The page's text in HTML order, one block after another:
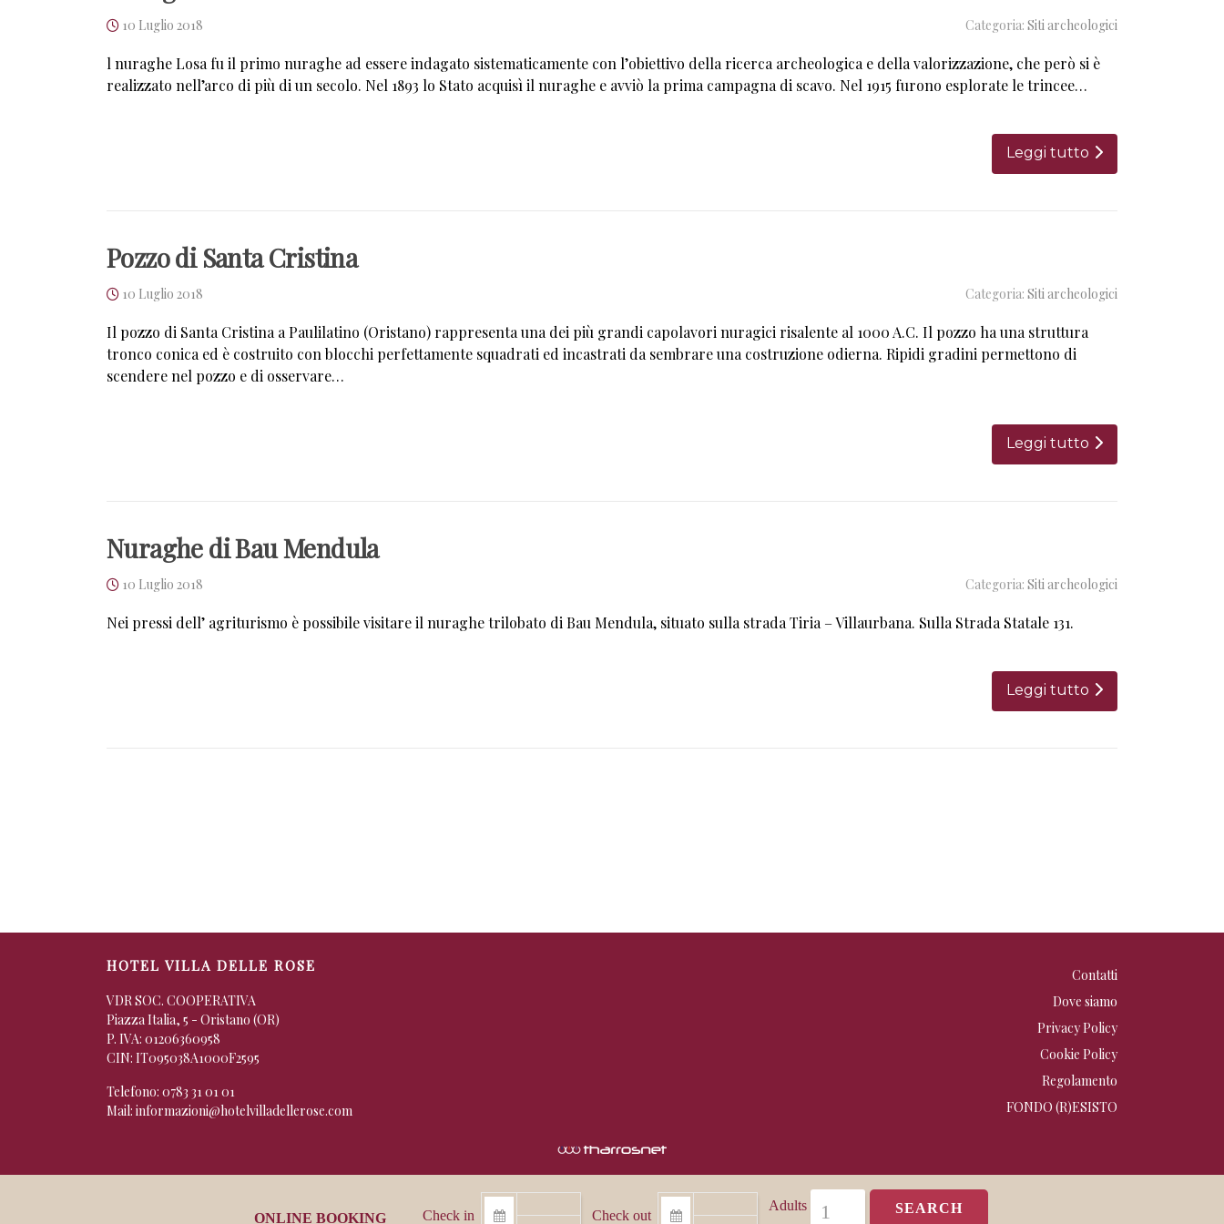
ONLINE BOOKING Check in Check out
Adults
10 Luglio 2018 Categoria: Siti archeologici
l nuraghe Losa fu il primo nuraghe ad essere indagato sistematicamente con l’obiettivo della ricerca archeologica e della valorizzazione, che però si è
realizzato nell’arco di più di un secolo. Nel 1893 lo Stato acquisì il nuraghe e avviò la prima campagna di scavo. Nel 1915 furono esplorate le trincee…
Leggi tutto
Pozzo di Santa Cristina
10 Luglio 2018 Categoria: Siti archeologici
Il pozzo di Santa Cristina a Paulilatino (Oristano) rappresenta una dei più grandi capolavori nuragici risalente al 1000 A.C. Il pozzo ha una struttura
tronco conica ed è costruito con blocchi perfettamente squadrati ed incastrati da sembrare una costruzione odierna. Ripidi gradini permettono di
scendere nel pozzo e di osservare…
Leggi tutto
Nuraghe di Bau Mendula
10 Luglio 2018 Categoria: Siti archeologici
Nei pressi dell’ agriturismo è possibile visitare il nuraghe trilobato di Bau Mendula, situato sulla strada Tiria – Villaurbana. Sulla Strada Statale 131.
Leggi tutto
HOTEL VILLA DELLE ROSE
VDR SOC. COOPERATIVA
Piazza Italia, 5 - Oristano (OR)
P. IVA: 01206360958
CIN: IT095038A1000F2595
Telefono: 0783 31 01 01
Mail: informazioni@hotelvilladellerose.com
Contatti
Dove siamo
Privacy Policy
Cookie Policy
Regolamento
FONDO (R)ESISTO